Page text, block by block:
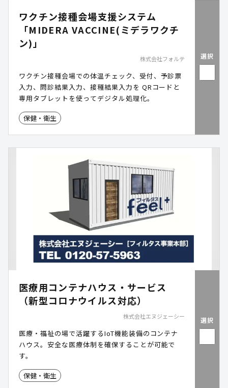
ワクチン接種会場支援システム
「MIDERA VACCINE(ミデラワクチ
ン)」
株式会社フォルテ
ワクチン接種会場での体温チェック、受付、予診票
入力、問診結果入力、接種結果入力を QRコードと
専用タブレットを使ってデジタル処理化。
保健・衛生
選択
医療用コンテナハウス・サービス
（新型コロナウイルス対応）
株式会社エヌジェーシー
医療・福祉の場で活躍するIoT機能装備のコンテナ
ハウス。安全な医療体制を確保することが可能で
す。
保健・衛生
選択